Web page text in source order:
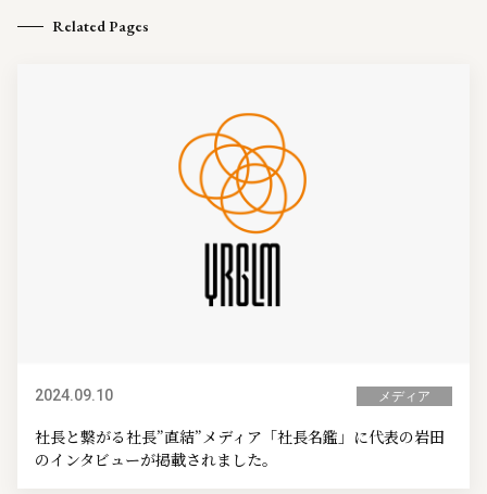
Related Pages
2024.09.10 メディア
社長と繋がる社長”直結”メディア「社長名鑑」に代表の岩田
のインタビューが掲載されました。